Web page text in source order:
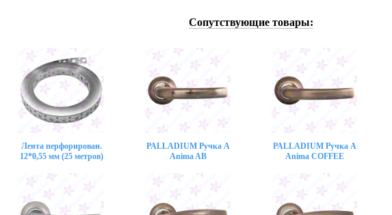
Сопутствующие товары:
Лента перфорирован.
12*0,55 мм (25 метров)
PALLADIUM Ручка A
Anima AB
PALLADIUM Ручка A
Anima COFFEE